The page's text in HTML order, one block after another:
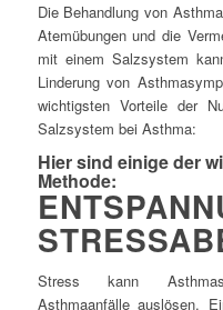
Die Behandlung von
Atemübungen und die
mit einem Salzsystem
Linderung von
wichtigsten Vorteile der
Salzsystem bei Asthma:
Hier sind einige der
Methode:
Stress kann
Asthmaanfälle auslösen.